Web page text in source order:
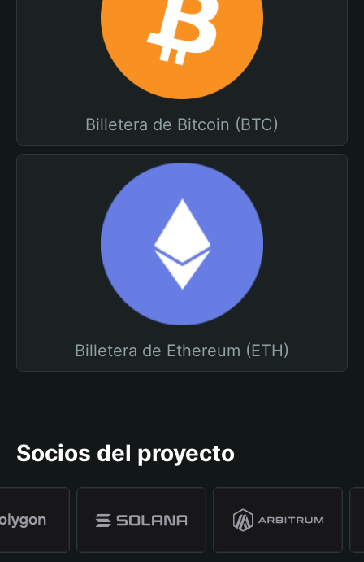
Billetera de Bitcoin (BTC)
Billetera de Ethereum (ETH)
Socios del proyecto